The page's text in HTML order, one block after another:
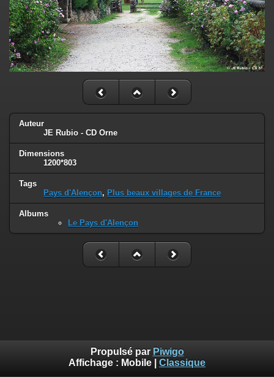
Auteur
JE Rubio - CD Orne
Dimensions
1200*803
Tags
Pays d'Alençon, Plus beaux villages de France
Albums
Le Pays d'Alençon
Propulsé par Piwigo
Affichage : Mobile Classique